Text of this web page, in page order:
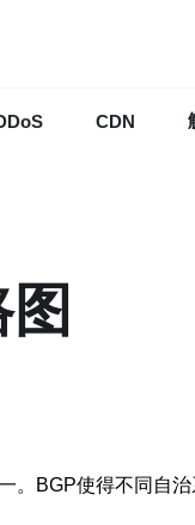
CDN
。BGP使得不同自